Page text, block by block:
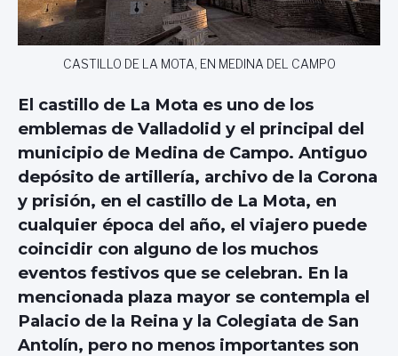
CASTILLO DE LA MOTA, EN MEDINA DEL CAMPO
El castillo de La Mota es uno de los
emblemas de Valladolid y el principal del
municipio de Medina de Campo. Antiguo
depósito de artillería, archivo de la Corona
y prisión, en el castillo de La Mota, en
cualquier época del año, el viajero puede
coincidir con alguno de los muchos
eventos festivos que se celebran. En la
mencionada plaza mayor se contempla el
Palacio de la Reina y la Colegiata de San
Antolín, pero no menos importantes son